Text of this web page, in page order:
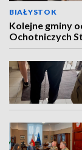
BIAŁYSTOK
Kolejne gminy
Ochotniczych